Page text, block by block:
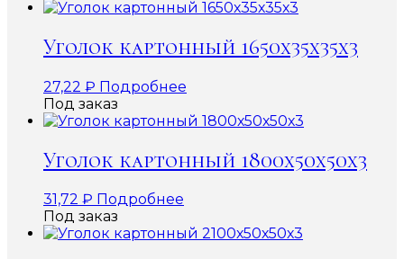
Уголок картонный 1650х35х35х3
27,22 ₽ Подробнее
Под заказ
Уголок картонный 1800х50х50х3
31,72 ₽ Подробнее
Под заказ